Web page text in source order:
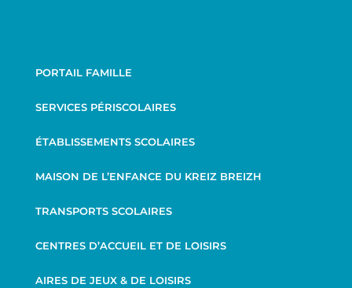
PORTAIL FAMILLE
SERVICES PÉRISCOLAIRES
ÉTABLISSEMENTS SCOLAIRES
MAISON DE L’ENFANCE DU KREIZ BREIZH
TRANSPORTS SCOLAIRES
CENTRES D’ACCUEIL ET DE LOISIRS
AIRES DE JEUX & DE LOISIRS